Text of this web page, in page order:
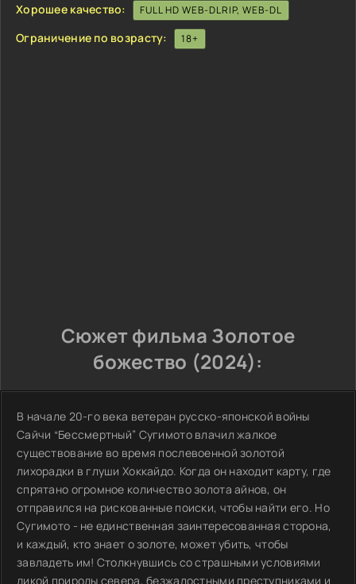
Хорошее качество:
FULL HD WEB-DLRIP, WEB-DL
Ограничение по возрасту: 18+
Сюжет фильма Золотое
божество (2024):
В начале 20-го века ветеран русско-японской войны
Сайчи “Бессмертный” Сугимото влачил жалкое
существование во время послевоенной золотой
лихорадки в глуши Хоккайдо. Когда он находит карту, где
спрятано огромное количество золота айнов, он
отправился на рискованные поиски, чтобы найти его. Но
Сугимото - не единственная заинтересованная сторона,
и каждый, кто знает о золоте, может убить, чтобы
завладеть им! Столкнувшись со страшными условиями
дикой природы севера, безжалостными преступниками и